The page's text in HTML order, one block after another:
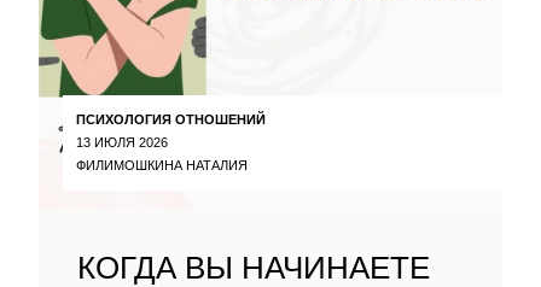
ПСИХОЛОГИЯ ОТНОШЕНИЙ
13 ИЮЛЯ 2026
ФИЛИМОШКИНА НАТАЛИЯ
КОГДА ВЫ НАЧИНАЕТЕ